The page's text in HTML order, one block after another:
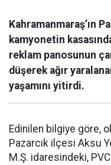
Kahramanmaraş’ın
kamyonetin
reklam panosunun
düşerek ağır
yaşamını yitirdi.
Edinilen bilgiye göre,
Pazarcık ilçesi Aksu
M.Ş. idaresindeki,